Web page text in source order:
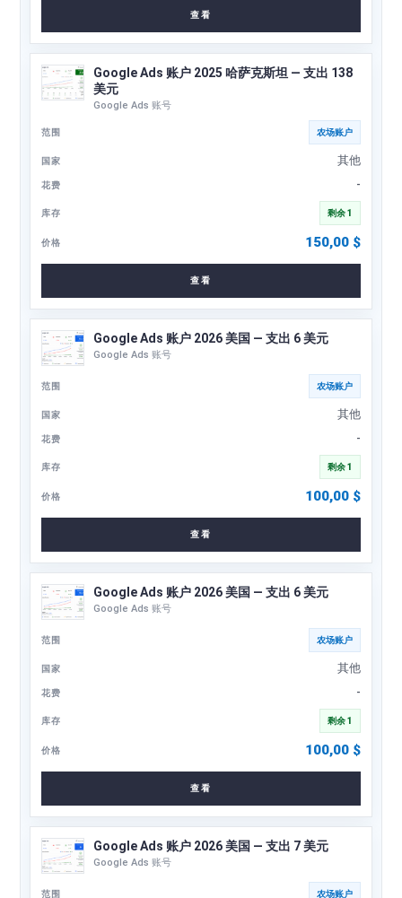
查看
Google Ads 账户 2025 哈萨克斯坦 — 支出 138
美元
Google Ads 账号
农场账户
其他
-
剩余 1
150,00 $
查看
Google Ads 账户 2026 美国 — 支出 6 美元
Google Ads 账号
农场账户
其他
-
剩余 1
100,00 $
查看
Google Ads 账户 2026 美国 — 支出 6 美元
Google Ads 账号
农场账户
其他
-
剩余 1
100,00 $
查看
Google Ads 账户 2026 美国 — 支出 7 美元
Google Ads 账号
农场账户